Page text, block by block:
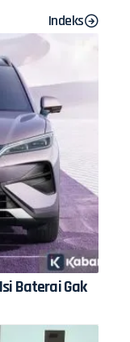
Indeks
Baterai Gak